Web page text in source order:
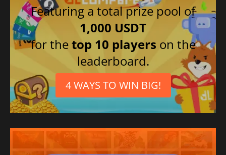
Featuring a total prize pool of
1,000 USDT
for thetop 10 players on the
leaderboard.
4 WAYS TO WIN BIG!